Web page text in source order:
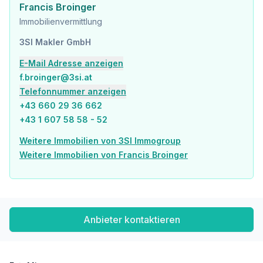
Krankenhaus <525m
Schule <150m
Universität <350m
Höhere Schule <525m
Nahversorgung
Supermarkt <50m
Einkaufszentrum <650m
Sonstige
Polizei <500m
Verkehr
Francis Broinger
Immobilienvermittlung
3SI Makler GmbH
E-Mail Adresse anzeigen
f.broinger@3si.at
Telefonnummer anzeigen
+43 660 29 36 662
+43 1 607 58 58 - 52
Weitere Immobilien von 3SI Immogroup
Weitere Immobilien von Francis Broinger
Anbieter kontaktieren